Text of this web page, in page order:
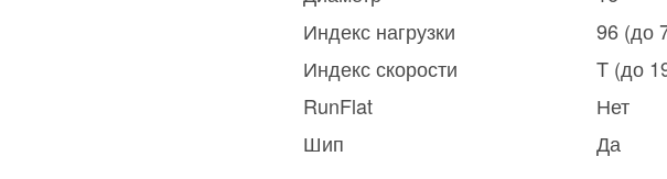
Индекс нагрузки
96 (до
Индекс скорости
T (до
RunFlat
Нет
Шип
Да